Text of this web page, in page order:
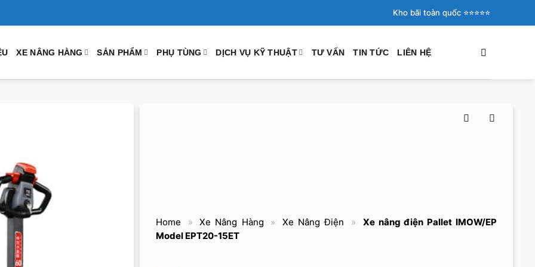
Kho bãi toàn quốc ⭐️⭐️⭐️⭐️⭐️
XE NÂNG HÀNG SẢN PHẨM PHỤ TÙNG DỊCH VỤ KỸ THUẬT TƯ VẤN TIN TỨC LIÊN HỆ
Home » Xe Nâng Hàng » Xe Nâng Điện »
Xe nâng điện Pallet IMOW/EP
Model EPT20-15ET